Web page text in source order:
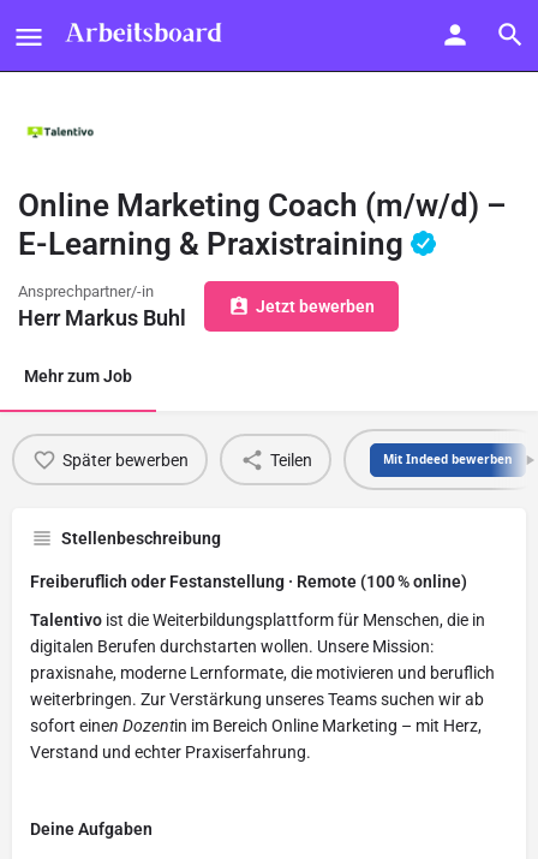
Online Marketing Coach (m/w/d) –
E-Learning & Praxistraining
Ansprechpartner/-in
Herr Markus Buhl Jetzt bewerben
Mehr zum Job
Später bewerben Teilen Mit Indeed bewerben
Stellenbeschreibung
Freiberuflich oder Festanstellung · Remote (100 % online)
Talentivo ist die Weiterbildungsplattform für Menschen, die in
digitalen Berufen durchstarten wollen. Unsere Mission:
praxisnahe, moderne Lernformate, die motivieren und beruflich
weiterbringen. Zur Verstärkung unseres Teams suchen wir ab
sofort einen Dozentin im Bereich Online Marketing – mit Herz,
Verstand und echter Praxiserfahrung.
Deine Aufgaben